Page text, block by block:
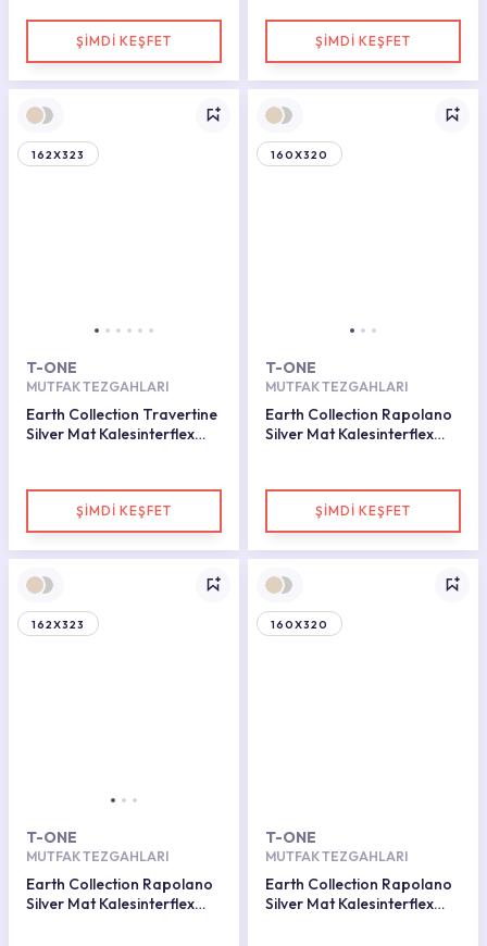
ŞİMDİ KEŞFET ŞİMDİ KEŞFET
162X323
T-ONE
MUTFAK TEZGAHLARI
Earth Collection Travertine
Silver Mat Kalesinterflex
ŞİMDİ KEŞFET
160X320
T-ONE
MUTFAK TEZGAHLARI
Earth Collection Rapolano
Silver Mat Kalesinterflex
ŞİMDİ KEŞFET
162X323
T-ONE
MUTFAK TEZGAHLARI
Earth Collection Rapolano
Silver Mat Kalesinterflex
160X320
T-ONE
MUTFAK TEZGAHLARI
Earth Collection Rapolano
Silver Mat Kalesinterflex